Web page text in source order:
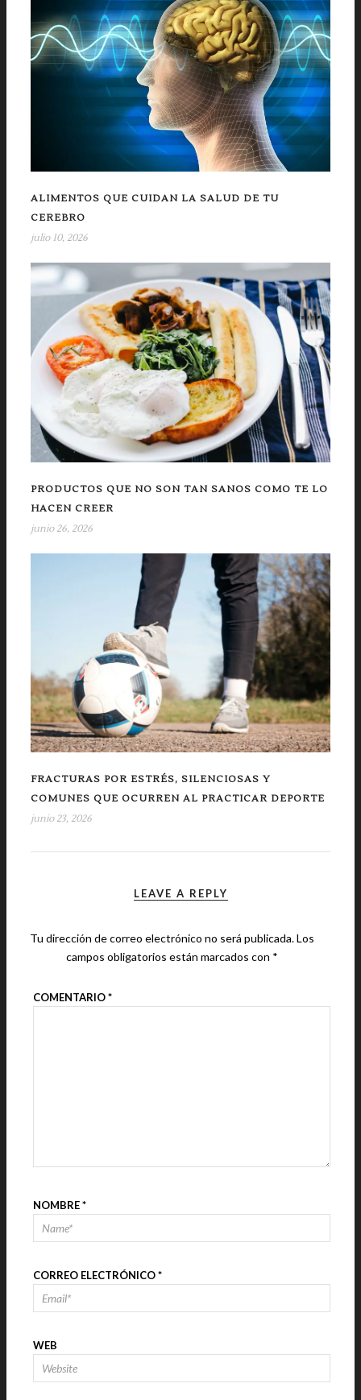
ALIMENTOS QUE CUIDAN LA SALUD DE TU
CEREBRO
julio 10, 2026
PRODUCTOS QUE NO SON TAN SANOS COMO TE LO
HACEN CREER
junio 26, 2026
FRACTURAS POR ESTRÉS, SILENCIOSAS Y
COMUNES QUE OCURREN AL PRACTICAR DEPORTE
junio 23, 2026
LEAVE A REPLY
Tu dirección de correo electrónico no será publicada.Los
campos obligatorios están marcados con *
COMENTARIO*
NOMBRE*
CORREO ELECTRÓNICO*
WEB